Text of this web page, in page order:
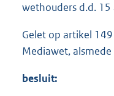
wethouders d.d.
Gelet op artikel
Mediawet,
besluit: